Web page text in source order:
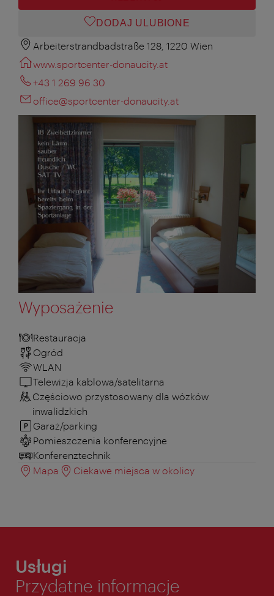
DODAJ ULUBIONE
Arbeiterstrandbadstraße 128, 1220 Wien
www.sportcenter-donaucity.at
+43 1 269 96 30
office@sportcenter-donaucity.at
Wyposażenie
Restauracja
Ogród
WLAN
Telewizja kablowa/satelitarna
Częściowo przystosowany dla wózków
inwalidzkich
Garaż/parking
Pomieszczenia konferencyjne
Konferenztechnik
Mapa
Ciekawe miejsca w okolicy
Usługi
Przydatne informacje